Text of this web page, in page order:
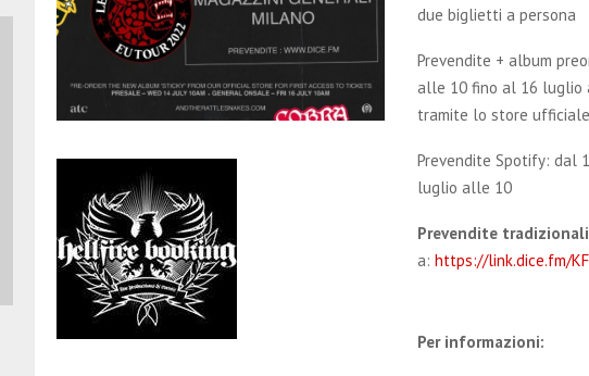
due biglietti a persona
Prevendite + album
alle 10 fino al 16 luglio
tramite lo store
Prevendite Spotify: dal
luglio alle 10
Prevendite
a: https://link.dice.fm/
Per informazioni: